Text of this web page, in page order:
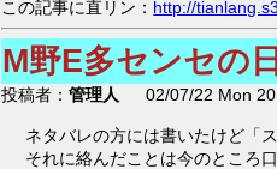
この記事に直リン： http://
M野E多センセの
投稿者：管理人 02/07/22 Mon
ネタバレの方には書いたけど「
それに絡んだことは今のところ